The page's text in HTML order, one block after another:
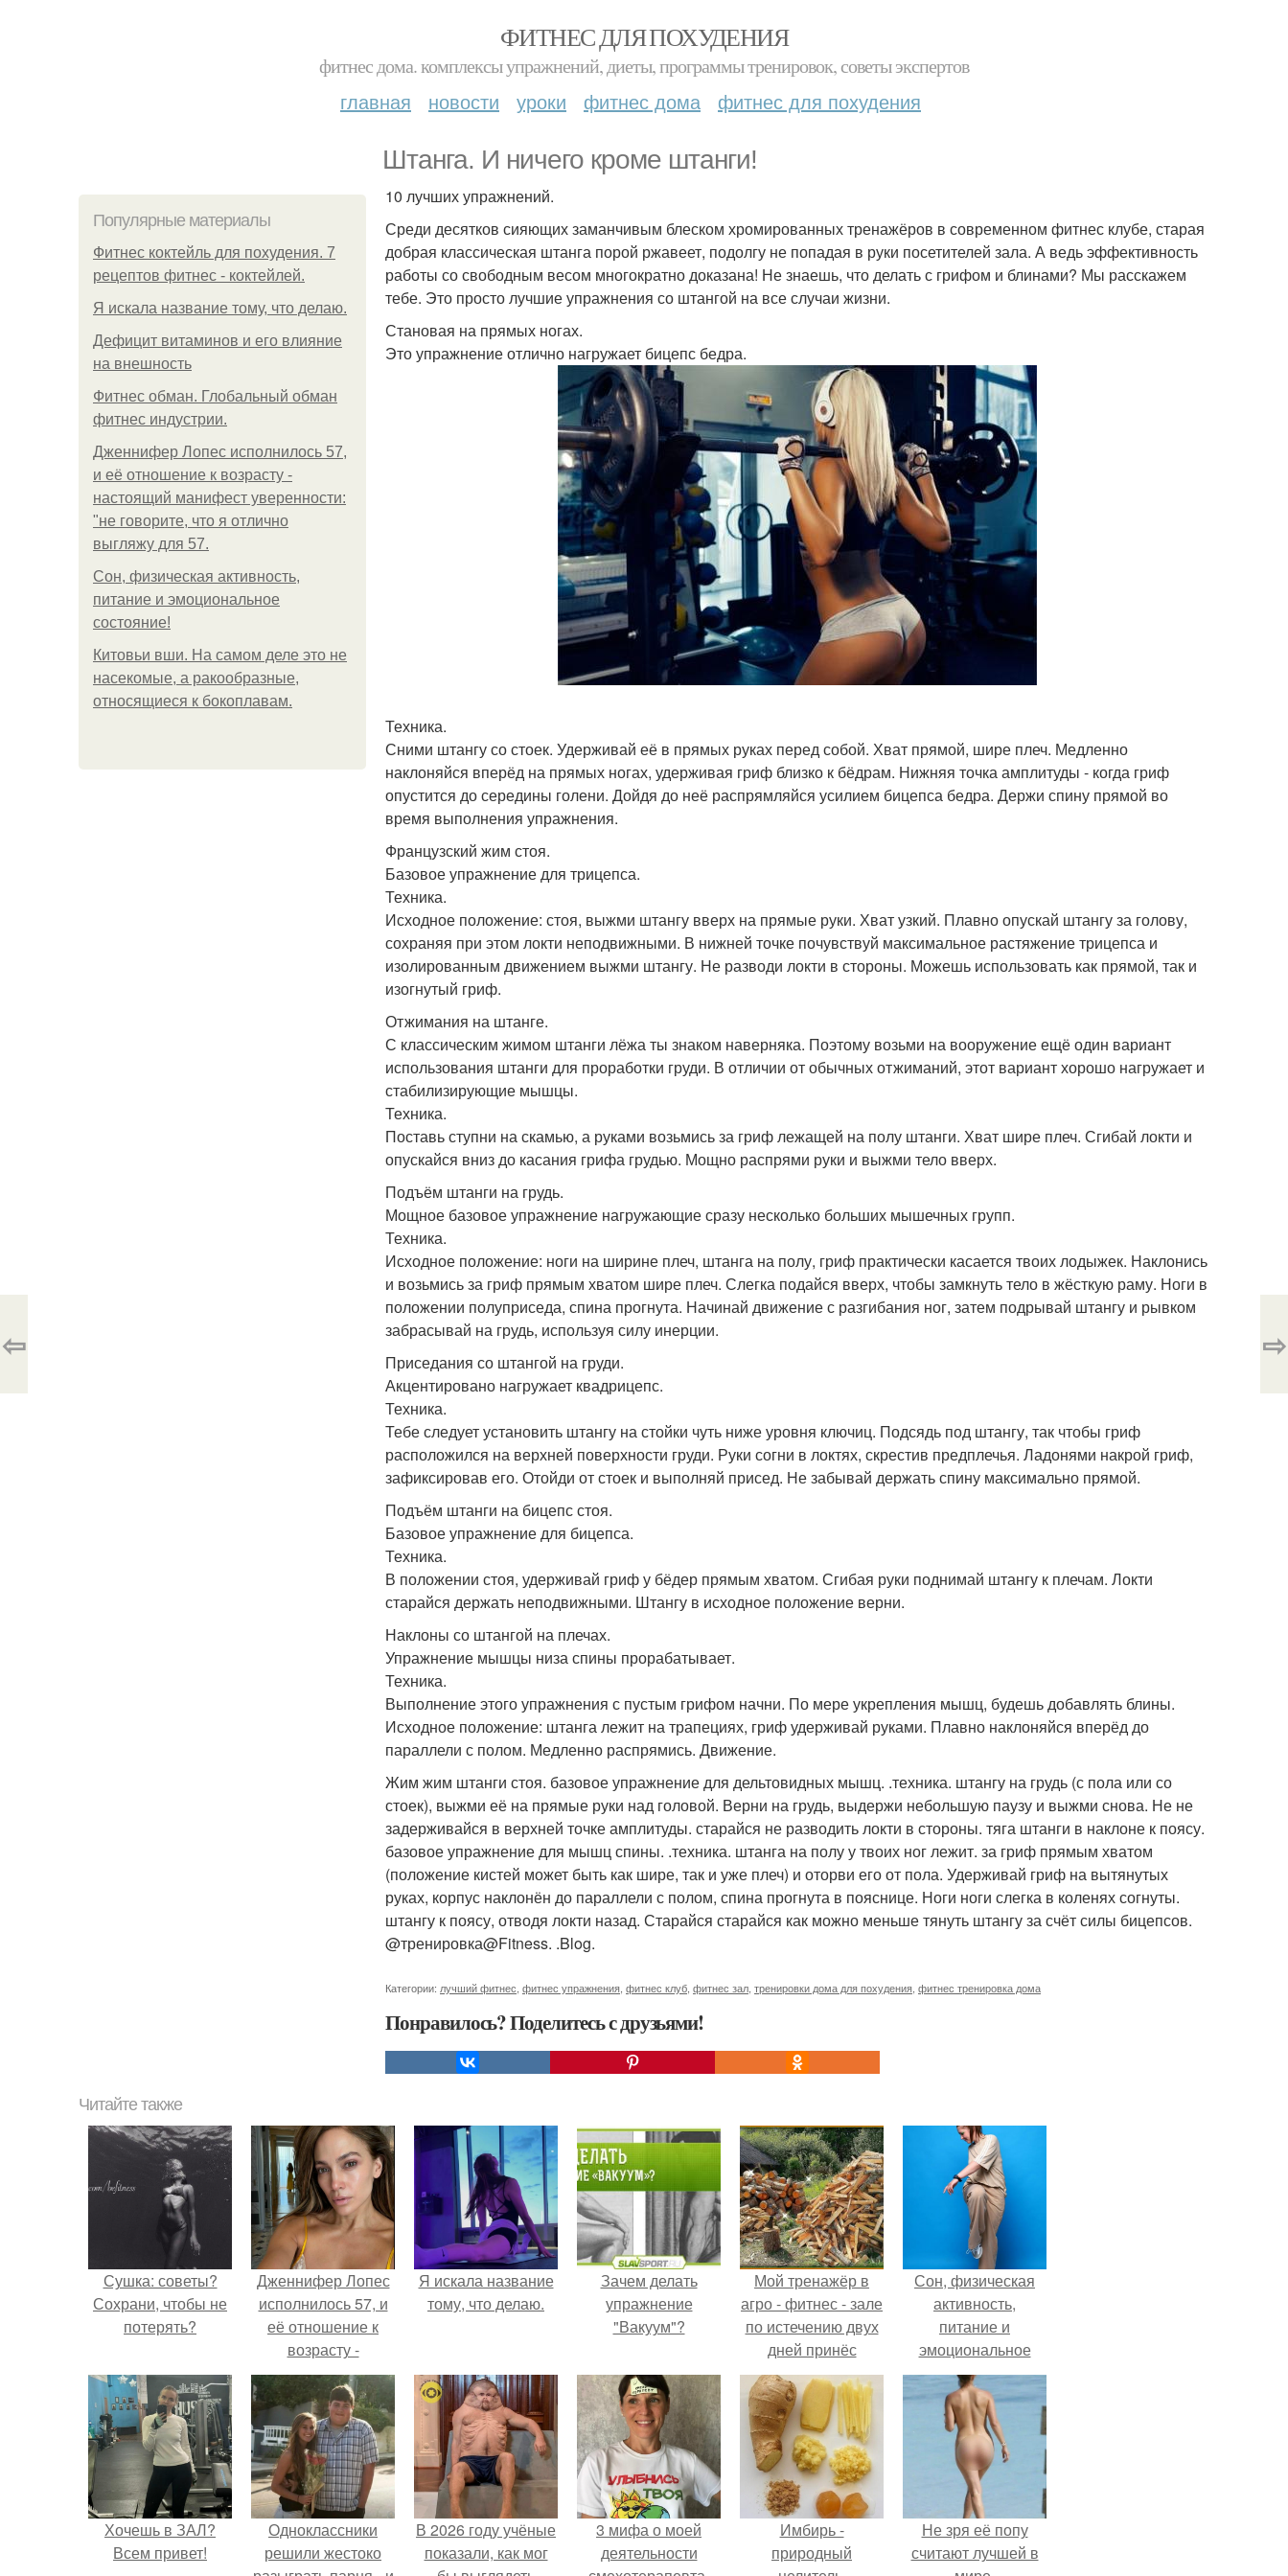
ФИТНЕС ДЛЯ ПОХУДЕНИЯ
фитнес дома. комплексы упражнений, диеты, программы тренировок, советы экспертов
главная новости уроки фитнес дома фитнес для похудения
Штанга. И ничего кроме штанги!
Популярные материалы
Фитнес коктейль для похудения. 7
рецептов фитнес - коктейлей.
Я искала название тому, что делаю.
Дефицит витаминов и его влияние
на внешность
Фитнес обман. Глобальный обман
фитнес индустрии.
Дженнифер Лопес исполнилось 57,
и её отношение к возрасту -
настоящий манифест уверенности:
"не говорите, что я отлично
выгляжу для 57.
Сон, физическая активность,
питание и эмоциональное
состояние!
Китовьи вши. На самом деле это не
насекомые, а ракообразные,
относящиеся к бокоплавам.
10 лучших упражнений.
Среди десятков сияющих заманчивым блеском хромированных тренажёров в современном фитнес клубе, старая
добрая классическая штанга порой ржавеет, подолгу не попадая в руки посетителей зала. А ведь эффективность
работы со свободным весом многократно доказана! Не знаешь, что делать с грифом и блинами? Мы расскажем
тебе. Это просто лучшие упражнения со штангой на все случаи жизни.
Становая на прямых ногах.
Это упражнение отлично нагружает бицепс бедра.
Техника.
Сними штангу со стоек. Удерживай её в прямых руках перед собой. Хват прямой, шире плеч. Медленно
наклоняйся вперёд на прямых ногах, удерживая гриф близко к бёдрам. Нижняя точка амплитуды - когда гриф
опустится до середины голени. Дойдя до неё распрямляйся усилием бицепса бедра. Держи спину прямой во
время выполнения упражнения.
Французский жим стоя.
Базовое упражнение для трицепса.
Техника.
Исходное положение: стоя, выжми штангу вверх на прямые руки. Хват узкий. Плавно опускай штангу за голову,
сохраняя при этом локти неподвижными. В нижней точке почувствуй максимальное растяжение трицепса и
изолированным движением выжми штангу. Не разводи локти в стороны. Можешь использовать как прямой, так и
изогнутый гриф.
Отжимания на штанге.
С классическим жимом штанги лёжа ты знаком наверняка. Поэтому возьми на вооружение ещё один вариант
использования штанги для проработки груди. В отличии от обычных отжиманий, этот вариант хорошо нагружает и
стабилизирующие мышцы.
Техника.
Поставь ступни на скамью, а руками возьмись за гриф лежащей на полу штанги. Хват шире плеч. Сгибай локти и
опускайся вниз до касания грифа грудью. Мощно распрями руки и выжми тело вверх.
Подъём штанги на грудь.
Мощное базовое упражнение нагружающие сразу несколько больших мышечных групп.
Техника.
Исходное положение: ноги на ширине плеч, штанга на полу, гриф практически касается твоих лодыжек. Наклонись
и возьмись за гриф прямым хватом шире плеч. Слегка подайся вверх, чтобы замкнуть тело в жёсткую раму. Ноги в
положении полуприседа, спина прогнута. Начинай движение с разгибания ног, затем подрывай штангу и рывком
забрасывай на грудь, используя силу инерции.
Приседания со штангой на груди.
Акцентировано нагружает квадрицепс.
Техника.
Тебе следует установить штангу на стойки чуть ниже уровня ключиц. Подсядь под штангу, так чтобы гриф
расположился на верхней поверхности груди. Руки согни в локтях, скрестив предплечья. Ладонями накрой гриф,
зафиксировав его. Отойди от стоек и выполняй присед. Не забывай держать спину максимально прямой.
Подъём штанги на бицепс стоя.
Базовое упражнение для бицепса.
Техника.
В положении стоя, удерживай гриф у бёдер прямым хватом. Сгибая руки поднимай штангу к плечам. Локти
старайся держать неподвижными. Штангу в исходное положение верни.
Наклоны со штангой на плечах.
Упражнение мышцы низа спины прорабатывает.
Техника.
Выполнение этого упражнения с пустым грифом начни. По мере укрепления мышц, будешь добавлять блины.
Исходное положение: штанга лежит на трапециях, гриф удерживай руками. Плавно наклоняйся вперёд до
параллели с полом. Медленно распрямись. Движение.
Жим жим штанги стоя. базовое упражнение для дельтовидных мышц. .техника. штангу на грудь (с пола или со
стоек), выжми её на прямые руки над головой. Верни на грудь, выдержи небольшую паузу и выжми снова. Не не
задерживайся в верхней точке амплитуды. старайся не разводить локти в стороны. тяга штанги в наклоне к поясу.
базовое упражнение для мышц спины. .техника. штанга на полу у твоих ног лежит. за гриф прямым хватом
(положение кистей может быть как шире, так и уже плеч) и оторви его от пола. Удерживай гриф на вытянутых
руках, корпус наклонён до параллели с полом, спина прогнута в пояснице. Ноги ноги слегка в коленях согнуты.
штангу к поясу, отводя локти назад. Старайся старайся как можно меньше тянуть штангу за счёт силы бицепсов.
@тренировка@Fitness. .Blog.
Категории: лучший фитнес фитнес упражнения фитнес клуб фитнес зал тренировки дома для похудения фитнес тренировка дома
Понравилось? Поделитесь с друзьями!
⇦ ⇨
Читайте также
Сушка: советы?
Сохрани, чтобы не
потерять?
Дженнифер Лопес
исполнилось 57, и
её отношение к
возрасту -
настоящий
манифест
уверенности: "не
говорите, что я
отлично выгляжу
для 57.
Я искала название
тому, что делаю.
Зачем делать
упражнение
"Вакуум"?
Мой тренажёр в
агро - фитнес - зале
по истечению двух
дней принёс
ощутимый
результат.
Сон, физическая
активность,
питание и
эмоциональное
состояние!
Хочешь в ЗАЛ?
Всем привет!
Одноклассники
решили жестоко
В 2026 году учёные
показали, как мог
3 мифа о моей
деятельности
Имбирь -
природный
Не зря её попу
считают лучшей в